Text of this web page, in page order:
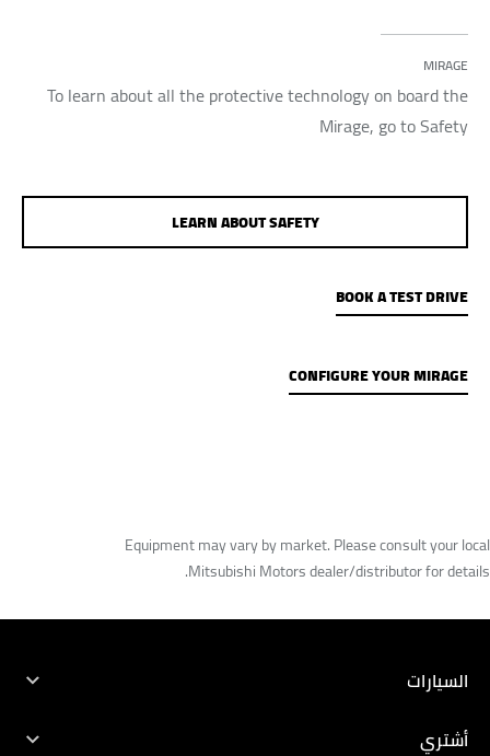
MIRAGE
To learn about all the protective technology on board the
Mirage, go to Safety
LEARN ABOUT SAFETY
BOOK A TEST DRIVE
CONFIGURE YOUR MIRAGE
Equipment may vary by market. Please consult your local
Mitsubishi Motors dealer/distributor for details.
السيارات
جميع السيارات
أشتري